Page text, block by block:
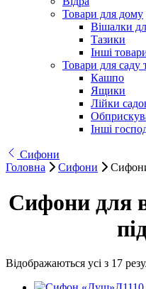
Товари для дому
Вішалки
Тазики
Інші
Товари для саду
Кашпо
Ящики
Лійки
Інші
Сифони
Головна
Сифони
Сифони для
Відображаються усі з 17